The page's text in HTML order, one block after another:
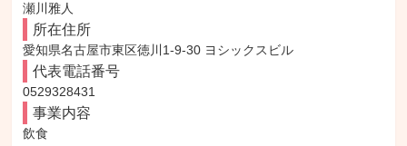
瀬川雅人
所在住所
愛知県名古屋市東区徳川1-9-30 ヨシックスビル
代表電話番号
0529328431
事業内容
飲食